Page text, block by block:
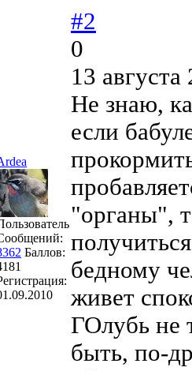
Баллов:
#2
0
13
Не знаю,
если
"органы",
бедному
живет
ГОлубь не
быть, по-